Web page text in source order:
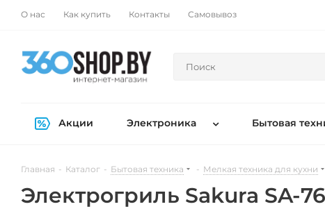
О нас Как купить Контакты Самовывоз
Акции Электроника Бытовая
Главная - Каталог - Бытовая техника - Мелкая техника для кухни
Электрогриль Sakura SA-